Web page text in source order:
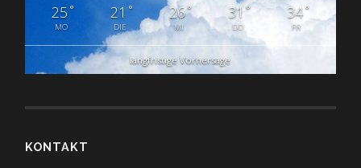
25°
MO
21 °
DIE
26°
MI
31°
DO
34°
FR
langfristige Vorhersage
KONTAKT